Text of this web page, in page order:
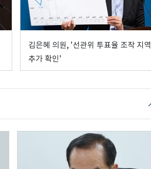
김은혜 의원, '선관위 투표율 조작 지역
추가 확인'